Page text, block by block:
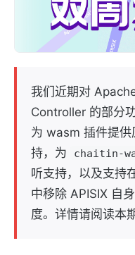
我们近期对
Controller 的部分
为 wasm 插件提
持，为
chaitin-
听支持，以及支持
中移除 APISIX 自
度。详情请阅读本